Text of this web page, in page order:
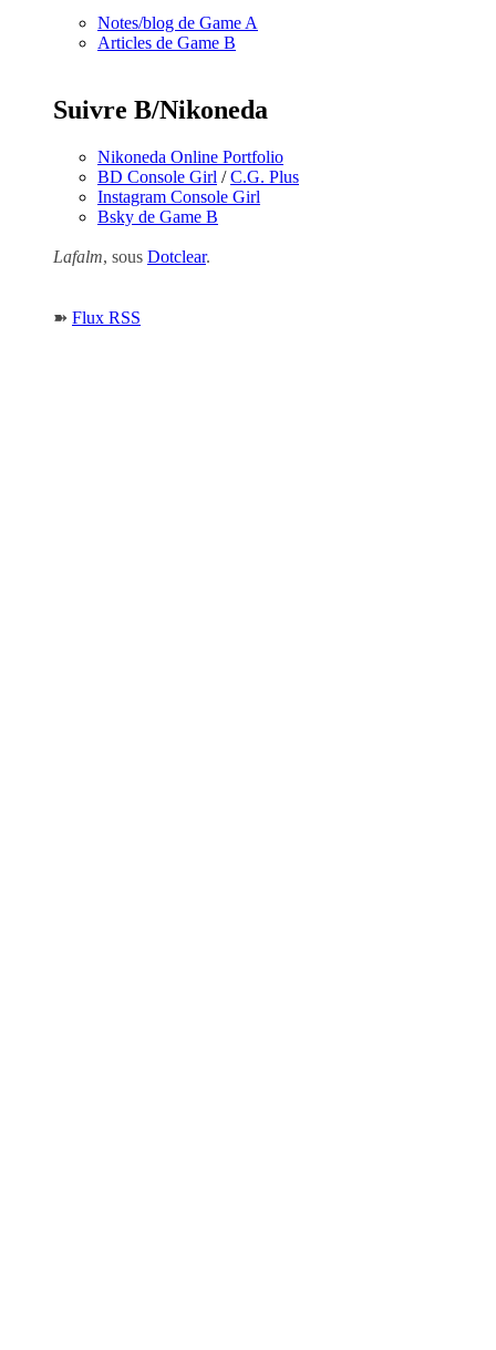
Notes/blog de Game A
Articles de Game B
Suivre B/Nikoneda
Nikoneda Online Portfolio
BD Console Girl /C.G. Plus
Instagram Console Girl
Bsky de Game B
Lafalm, sous Dotclear.
➽ Flux RSS